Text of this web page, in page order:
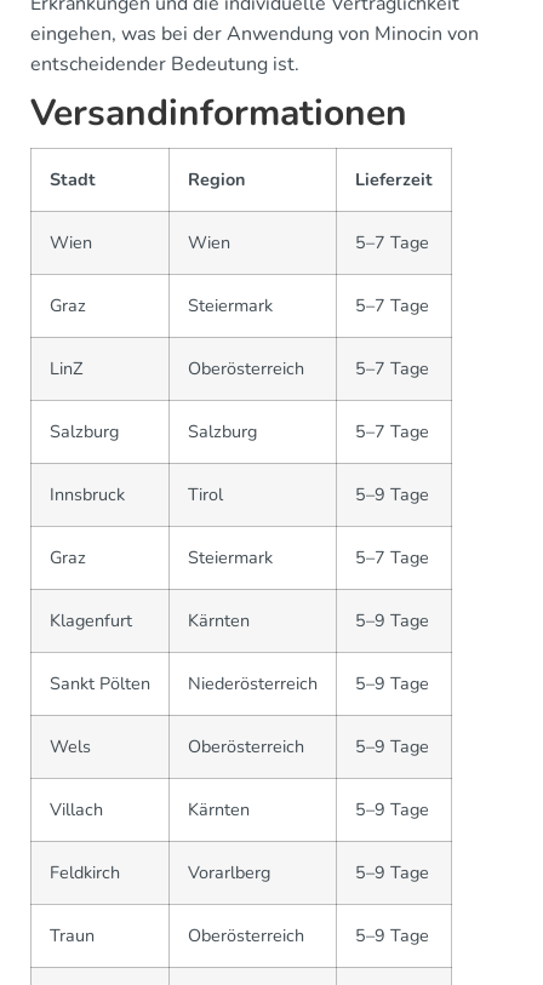
eingehen, was bei der Anwendung von Minocin von
entscheidender Bedeutung ist.
Versandinformationen
Stadt Region Lieferzeit
Wien Wien 5–7 Tage
Graz Steiermark 5–7 Tage
LinZ Oberösterreich 5–7 Tage
Salzburg Salzburg 5–7 Tage
Innsbruck Tirol 5–9 Tage
Graz Steiermark 5–7 Tage
Klagenfurt Kärnten 5–9 Tage
Sankt Pölten Niederösterreich 5–9 Tage
Wels Oberösterreich 5–9 Tage
Villach Kärnten 5–9 Tage
Feldkirch Vorarlberg 5–9 Tage
Traun Oberösterreich 5–9 Tage